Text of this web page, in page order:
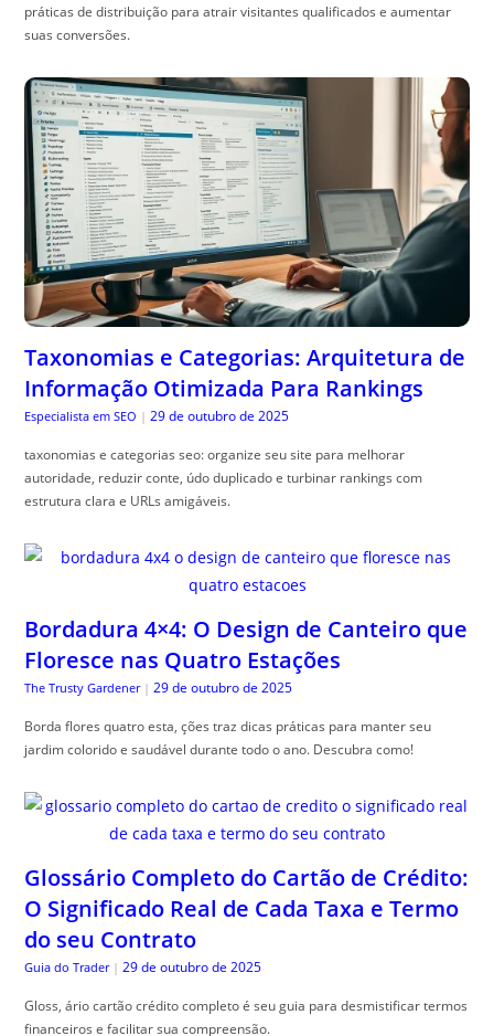
práticas de distribuição para atrair visitantes qualificados e aumentar
suas conversões.
Taxonomias e Categorias: Arquitetura de
Informação Otimizada Para Rankings
Especialista em SEO | 29 de outubro de 2025
taxonomias e categorias seo: organize seu site para melhorar
autoridade, reduzir conte, údo duplicado e turbinar rankings com
estrutura clara e URLs amigáveis.
Bordadura 4×4: O Design de Canteiro que
Floresce nas Quatro Estações
The Trusty Gardener | 29 de outubro de 2025
Borda flores quatro esta, ções traz dicas práticas para manter seu
jardim colorido e saudável durante todo o ano. Descubra como!
Glossário Completo do Cartão de Crédito:
O Significado Real de Cada Taxa e Termo
do seu Contrato
Guia do Trader | 29 de outubro de 2025
Gloss, ário cartão crédito completo é seu guia para desmistificar termos
financeiros e facilitar sua compreensão.